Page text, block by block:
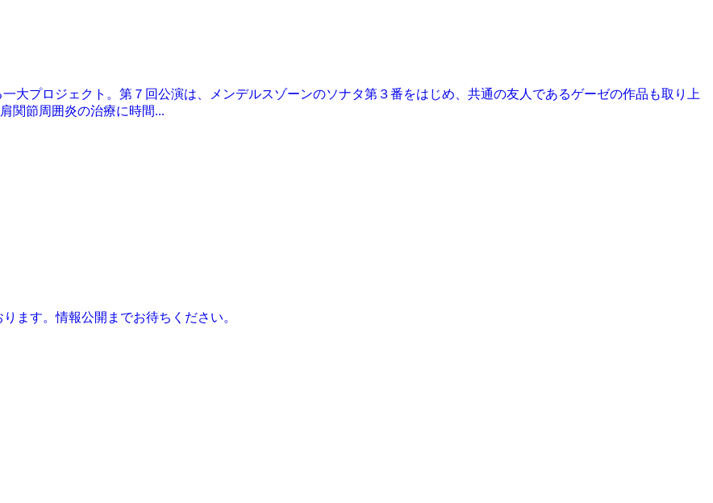
大プロジェクト。第７回公演は、メンデルスゾーンのソナタ第３番をはじめ、共通の友人であるゲーゼの作品も取り上
関節周囲炎の治療に時間...
ます。情報公開までお待ちください。